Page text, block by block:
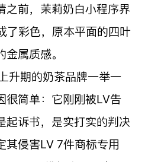
之前，茉莉奶白小程序界
了彩色，原本平面的四叶
属质感。
升期的奶茶品牌一举一
很简单：它刚刚被LV告
起诉书，是实打实的判决
其侵害LV 7件商标专用